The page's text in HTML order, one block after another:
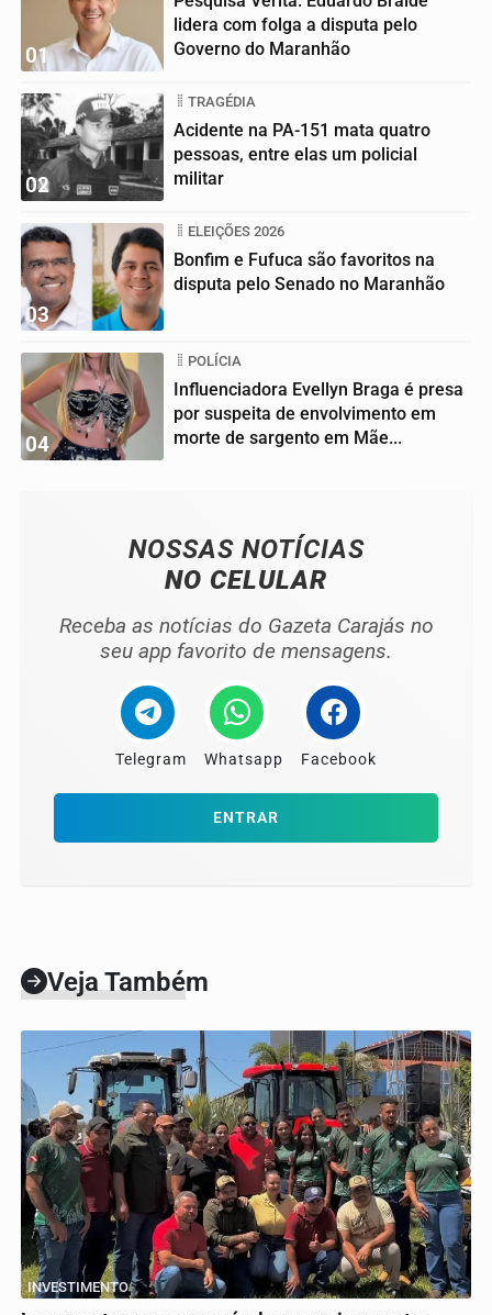
01
lidera com folga a disputa pelo
Governo do Maranhão
02
TRAGÉDIA
Acidente na PA-151 mata quatro
pessoas, entre elas um policial
militar
03
ELEIÇÕES 2026
Bonfim e Fufuca são favoritos na
disputa pelo Senado no Maranhão
04
POLÍCIA
Influenciadora Evellyn Braga é presa
por suspeita de envolvimento em
morte de sargento em Mãe...
NOSSAS NOTÍCIAS
NO CELULAR
Receba as notícias do Gazeta Carajás no
seu app favorito de mensagens.
Telegram Whatsapp Facebook
ENTRAR
Veja Também
INVESTIMENTO